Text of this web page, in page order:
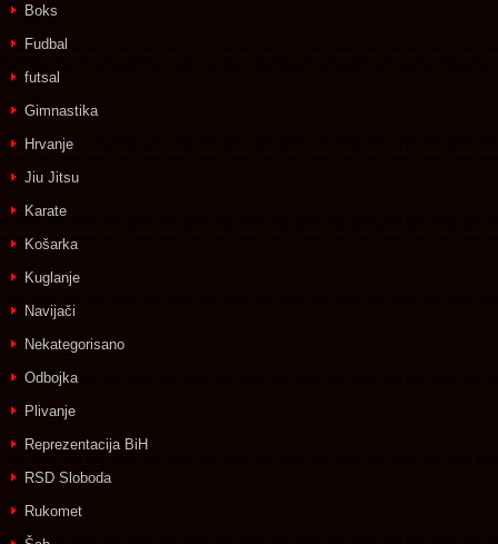
Boks
Fudbal
futsal
Gimnastika
Hrvanje
Jiu Jitsu
Karate
Košarka
Kuglanje
Navijači
Nekategorisano
Odbojka
Plivanje
Reprezentacija BiH
RSD Sloboda
Rukomet